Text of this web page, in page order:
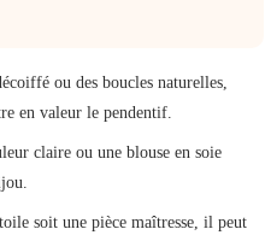
ou des boucles naturelles,
en valeur le pendentif.
claire ou une blouse en soie
soit une pièce maîtresse, il peut